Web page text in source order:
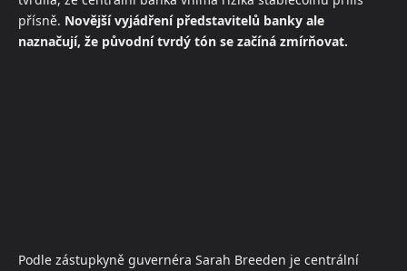
přísně. Novější vyjádření představitelů banky ale
naznačují, že původní tvrdý tón se začíná zmírňovat.
Podle zástupkyně guvernéra Sarah Breeden je centrální